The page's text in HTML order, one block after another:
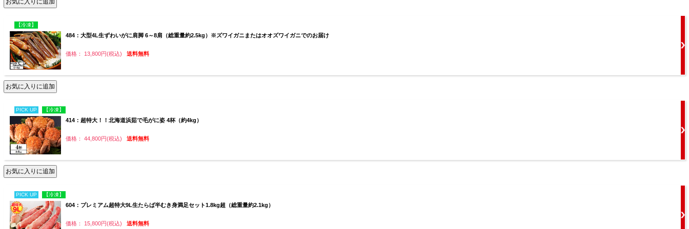
【冷凍】
484：大型4L生ずわいがに肩脚 6～8肩（総重量約2.5kg）※ズワイガニまたはオオズワイガニでのお届け
価格： 13,800円(税込) 送料無料
PICK UP 【冷凍】
414：超特大！！北海道浜茹で毛がに姿 4杯（約4kg）
価格： 44,800円(税込) 送料無料
PICK UP 【冷凍】
604：プレミアム超特大9L生たらば半むき身満足セット1.8kg超（総重量約2.1kg）
価格： 15,800円(税込) 送料無料